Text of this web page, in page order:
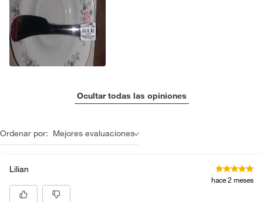
Ocultar todas las opiniones
Ordenar por: Mejores evaluaciones
Lilian
hace 2 meses